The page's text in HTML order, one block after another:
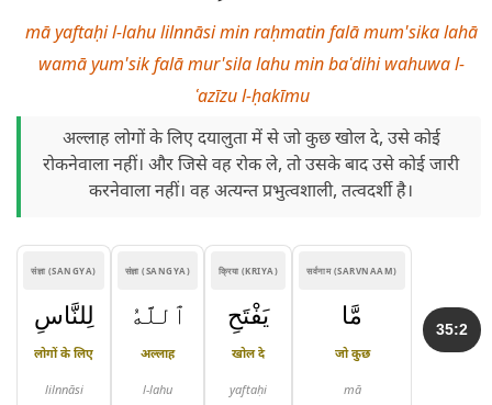
mā yaftaḥi l-lahu lilnnāsi min raḥmatin falā mum'sika lahā
wamā yum'sik falā mur'sila lahu min baʿdihi wahuwa l-
ʿazīzu l-ḥakīmu
अल्लाह लोगों के लिए दयालुता में से जो कुछ खोल दे, उसे कोई
रोकनेवाला नहीं। और जिसे वह रोक ले, तो उसके बाद उसे कोई जारी
करनेवाला नहीं। वह अत्यन्त प्रभुत्वशाली, तत्वदर्शी है।
35:2
सर्वनाम (SARVNAAM)
مَّا
जो कुछ
mā
क्रिया (KRIYA)
يَفْتَحِ
खोल दे
yaftaḥi
संज्ञा (SANGYA)
ٱللَّهُ
अल्लाह
l-lahu
संज्ञा (SANGYA)
لِلنَّاسِ
लोगों के लिए
lilnnāsi